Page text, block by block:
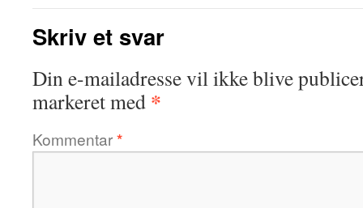
Skriv et svar
Din e-mailadresse vil ikke blive
markeret med *
Kommentar*